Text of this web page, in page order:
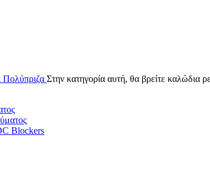
Στην κατηγορία αυτή, θα βρείτε καλώδια
Blockers